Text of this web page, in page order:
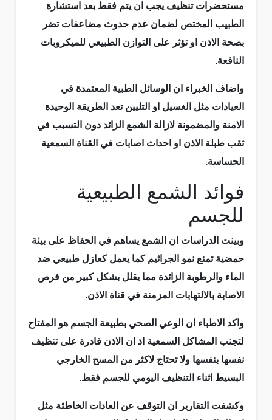
مستحضرات تنظيف يجب ان يتم فقط بعد استشارة
الطبيب المختص لضمان عدم حدوث مضاعفات تضر
بصحة الاذن او تؤثر على التوازن الطبيعي للميكروبات
النافعة.
واضاف الخبراء ان الوسائل الطبية المعتمدة في
العيادات مثل الغسيل او التليين تعد الطريقة الوحيدة
الامنة والمضمونة لازالة الشمع الزائد دون التسبب في
ثقب طبلة الاذن او احداث اصابات في القناة السمعية
الحساسة.
فوائد الشمع الطبيعية
للجسم
وبينت الدراسات ان الشمع يساهم في الحفاظ على بيئة
حمضية تمنع نمو الجراثيم كما يعمل كعازل طبيعي ضد
الماء والرطوبة الزائدة مما يقلل بشكل كبير من فرص
الاصابة بالالتهابات المزمنة في قناة الاذن.
واكد الاطباء ان الوعي الصحي بطبيعة الجسم هو المفتاح
لتجنب المشاكل السمعية اذ ان الاذن قادرة على تنظيف
نفسها بنفسها ولا تحتاج لاكثر من المسح الخارجي
البسيط اثناء التنظيف اليومي للجسم فقط.
وكشفت التقارير ان التوقف عن العادات الخاطئة مثل